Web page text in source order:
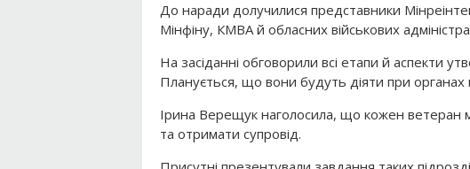
До наради долучилися представники
Мінфіну, КМВА й обласних військових
На засіданні обговорили всі етапи й аспекти
Планується, що вони будуть діяти при органах
Ірина Верещук наголосила, що кожен ветеран
та отримати супровід.